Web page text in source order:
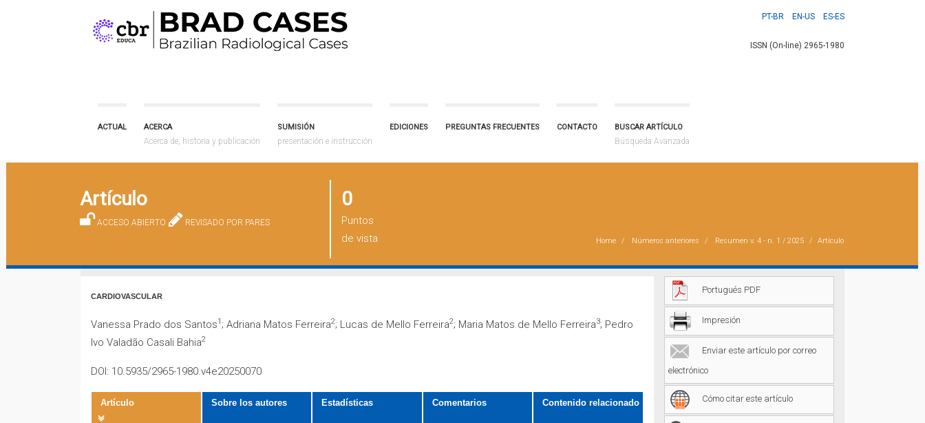
PT-BR EN-US ES-ES
ISSN (On-line) 2965-1980
ACTUAL ACERCA
Acerca de, historia y publicación
SUMISIÓN
presentación e instrucción
EDICIONES PREGUNTAS FRECUENTES CONTACTO BUSCAR ARTÍCULO
Búsqueda Avanzada
Artículo
ACCESO ABIERTO REVISADO POR PARES
0
Puntos
de vista
Home Números anteriores Resumenv. 4 - n. 1 / 2025 Artículo
CARDIOVASCULAR
Vanessa Prado dos Santos1 ; Adriana Matos Ferreira2; Lucas de Mello Ferreira2; Maria Matos de Mello Ferreira3; Pedro
Ivo Valadão Casali Bahia2
DOI: 10.5935/2965-1980.v4e20250070
Artículo Sobre los autores Estadísticas Comentarios Contenido relacionado
Portugués PDF
Impresión
Enviar este artículo por correo
electrónico
Cómo citar este artículo